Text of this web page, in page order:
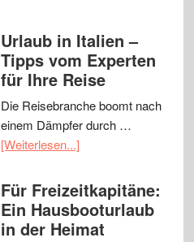
Urlaub in Italien –
Tipps vom Experten
für Ihre Reise
Die Reisebranche boomt nach
einem Dämpfer durch …
[Weiterlesen...]
Für Freizeitkapitäne:
Ein Hausbooturlaub
in der Heimat